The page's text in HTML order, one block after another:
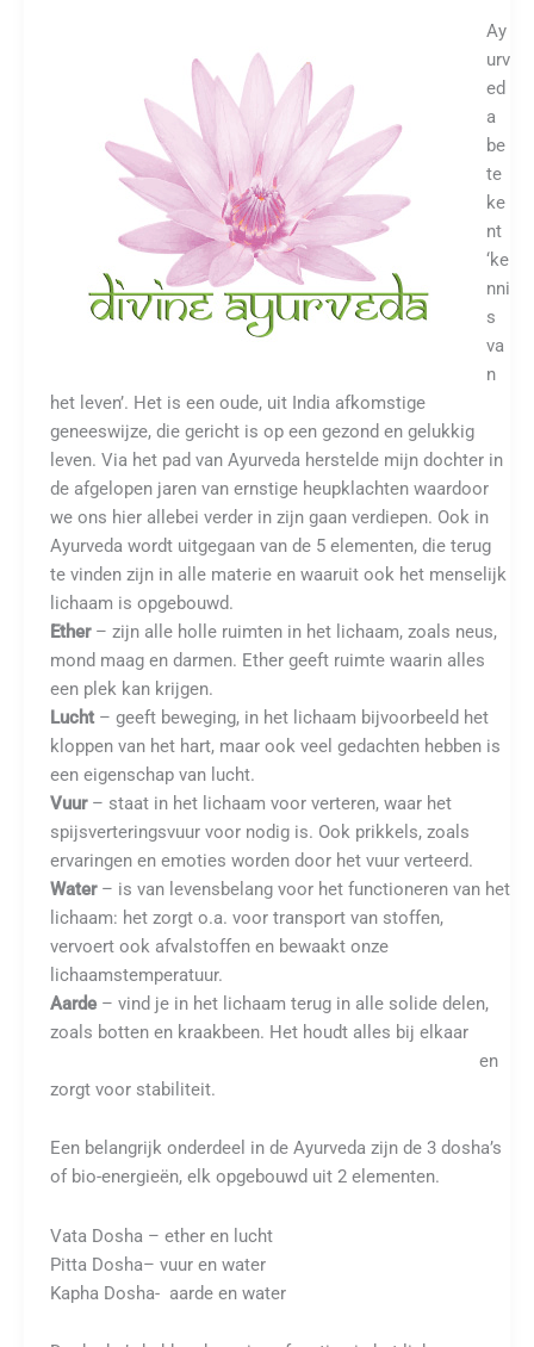
Ay
urv
ed
a
be
te
ke
nt
‘ke
nni
s
va
n
het leven’. Het is een oude, uit India afkomstige
geneeswijze, die gericht is op een gezond en gelukkig
leven. Via het pad van Ayurveda herstelde mijn dochter in
de afgelopen jaren van ernstige heupklachten waardoor
we ons hier allebei verder in zijn gaan verdiepen. Ook in
Ayurveda wordt uitgegaan van de 5 elementen, die terug
te vinden zijn in alle materie en waaruit ook het menselijk
lichaam is opgebouwd.
Ether– zijn alle holle ruimten in het lichaam, zoals neus,
mond maag en darmen. Ether geeft ruimte waarin alles
een plek kan krijgen.
Lucht– geeft beweging, in het lichaam bijvoorbeeld het
kloppen van het hart, maar ook veel gedachten hebben is
een eigenschap van lucht.
Vuur– staat in het lichaam voor verteren, waar het
spijsverteringsvuur voor nodig is. Ook prikkels, zoals
ervaringen en emoties worden door het vuur verteerd.
Water– is van levensbelang voor het functioneren van het
lichaam: het zorgt o.a. voor transport van stoffen,
vervoert ook afvalstoffen en bewaakt onze
lichaamstemperatuur.
Aarde– vind je in het lichaam terug in alle solide delen,
zoals botten en kraakbeen. Het houdt alles bij elkaar
en
zorgt voor stabiliteit.
Een belangrijk onderdeel in de Ayurveda zijn de 3 dosha’s
of bio-energieën, elk opgebouwd uit 2 elementen.
Vata Dosha – ether en lucht
Pitta Dosha– vuur en water
Kapha Dosha- aarde en water